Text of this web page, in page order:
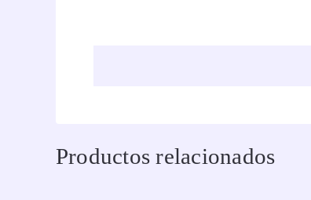
Productos relacionados